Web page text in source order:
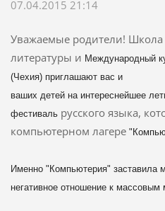
07.04.2015 21:14
Уважаемые родители! Школа
литературы и Международный
(Чехия) приглашают вас и
ваших детей на интереснейшее
фестиваль русского языка,
компьютерном лагере
Именно "Компьютерия" заставила
негативное отношение к массовым